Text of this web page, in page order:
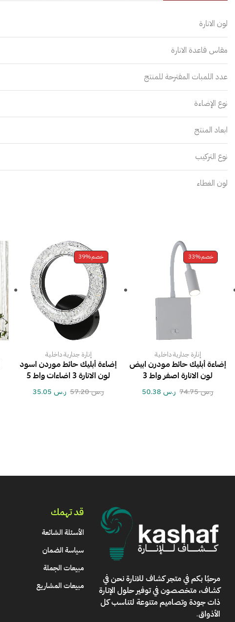
لون الانارة
مقاس قاعدة الانارة
عدد اللمبات المقترحة للمنتج
نوع الإضاءة
ابعاد المنتج
نوع التركيب
لون الغطاء
خصم33%
إنارة جدارية داخلية
إضاءة أبليك حائط مودرن ابيض
لون الانارة اصفر واط 3
ر.س74.75 ر.س
خصم39%
إنارة جدارية داخلية
إضاءة أبليك حائط موردن اسود
لون الانارة 3 اضاءات واط 5
ر.س57.20 ر.س
مرحبًا بكم فيمتجر كشاف للانارةنحن في
كشاف، متخصصون في توفير حلول الإنارة
ذات جودة وتصاميم متنوعة لتناسب كل
الأذواق.
قد تهمك
الأسئلة الشائعة
سياسة الضمان
مبيعات الجملة
مبيعات المشاريع